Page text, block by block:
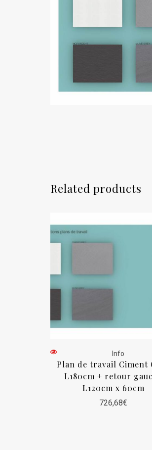
Related products
Info
Plan de travail Ciment
L180cm + retour
L120cm x 60cm
726,68€